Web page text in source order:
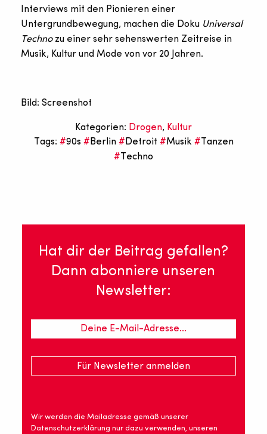
Interviews mit den Pionieren einer
Untergrundbewegung, machen die Doku Universal
Techno zu einer sehr sehenswerten Zeitreise in
Musik, Kultur und Mode von vor 20 Jahren.
Bild: Screenshot
Kategorien: Drogen, Kultur
Tags:
90s Berlin Detroit Musik
Tanzen
Techno
Hat dir der Beitrag gefallen?
Dann abonniere unseren
Newsletter:
Wir werden die Mailadresse gemäß unserer
Datenschutzerklärung nur dazu verwenden, unseren